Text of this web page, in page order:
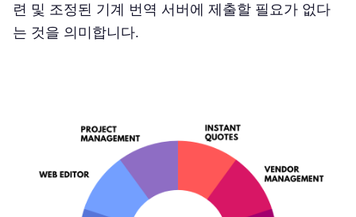
련 및 조정된 기계 번역 서버에 제출할 필요가 없다
는 것을 의미합니다.